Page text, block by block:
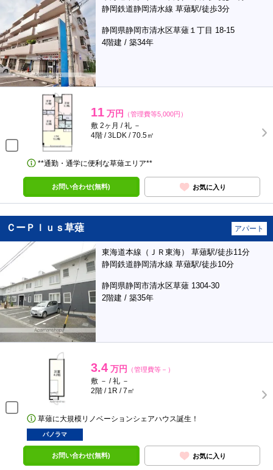
静岡鉄道静岡清水線 草薙駅/徒歩3分
静岡県静岡市清水区草薙１丁目 18-15
4階建 / 築34年
11 万円 （管理費等5,000円）
敷 2ヶ月 / 礼 －
4階 / 3LDK / 70.5㎡
**通勤・通学に便利な草薙エリア**
お問い合わせ(無料) お気に入り
ＣーＰｌｕｓ草薙 アパート
東海道本線（ＪＲ東海） 草薙駅/徒歩11分
静岡鉄道静岡清水線 草薙駅/徒歩10分
静岡県静岡市清水区草薙 1304-30
2階建 / 築35年
3.4 万円 （管理費等－）
敷 － / 礼 －
2階 / 1R / 7㎡
草薙に大規模リノベーションシェアハウス誕生！
パノラマ
お問い合わせ(無料) お気に入り